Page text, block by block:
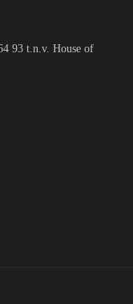
93 t.n.v. House of